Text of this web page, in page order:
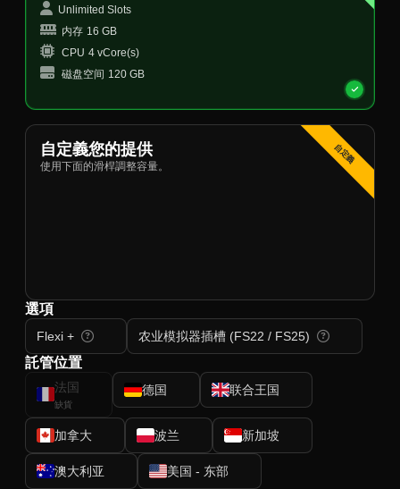
Unlimited Slots
内存 16 GB
CPU 4 vCore(s)
磁盘空间 120 GB
自定義
自定義您的提供
使用下面的滑桿調整容量。
選項
Flexi + 农业模拟器插槽 (FS22 / FS25)
託管位置
法国
缺貨
德国 联合王国
加拿大 波兰 新加坡
澳大利亚 美国 - 东部